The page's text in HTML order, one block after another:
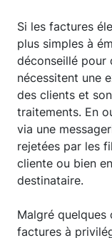
Si les factures
plus simples à
déconseillé pour
nécessitent une
des clients et
traitements. En
via une
rejetées par les
cliente ou bien
destinataire.
Malgré
factures à